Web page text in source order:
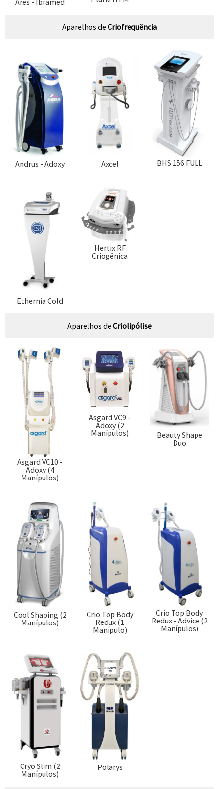
Aparelhos de Criofrequência
Andrus - Adoxy Axcel BHS 156 FULL
Ethernia Cold
Hertix RF
Criogênica
Aparelhos de Criolipólise
Asgard VC10 -
Adoxy (4
Manípulos)
Asgard VC9 -
Adoxy (2
Manípulos)
Beauty Shape
Duo
Cool Shaping (2
Manípulos)
Crio Top Body
Redux (1
Manípulo)
Crio Top Body
Redux - Advice (2
Manípulos)
Cryo Slim (2
Manípulos)
Polarys